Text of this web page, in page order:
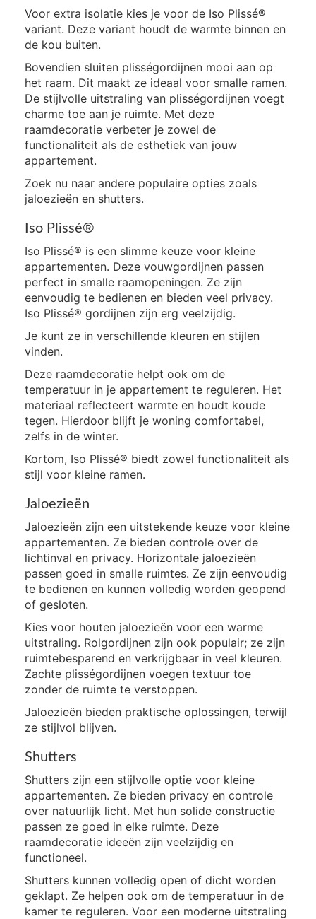
Voor extra isolatie kies je voor de Iso Plissé®
variant. Deze variant houdt de warmte binnen en
de kou buiten.
Bovendien sluiten plisségordijnen mooi aan op
het raam. Dit maakt ze ideaal voor smalle ramen.
De stijlvolle uitstraling van plisségordijnen voegt
charme toe aan je ruimte. Met deze
raamdecoratie verbeter je zowel de
functionaliteit als de esthetiek van jouw
appartement.
Zoek nu naar andere populaire opties zoals
jaloezieën en shutters.
Iso Plissé®
Iso Plissé® is een slimme keuze voor kleine
appartementen. Deze vouwgordijnen passen
perfect in smalle raamopeningen. Ze zijn
eenvoudig te bedienen en bieden veel privacy.
Iso Plissé® gordijnen zijn erg veelzijdig.
Je kunt ze in verschillende kleuren en stijlen
vinden.
Deze raamdecoratie helpt ook om de
temperatuur in je appartement te reguleren. Het
materiaal reflecteert warmte en houdt koude
tegen. Hierdoor blijft je woning comfortabel,
zelfs in de winter.
Kortom, Iso Plissé® biedt zowel functionaliteit als
stijl voor kleine ramen.
Jaloezieën
Jaloezieën zijn een uitstekende keuze voor kleine
appartementen. Ze bieden controle over de
lichtinval en privacy. Horizontale jaloezieën
passen goed in smalle ruimtes. Ze zijn eenvoudig
te bedienen en kunnen volledig worden geopend
of gesloten.
Kies voor houten jaloezieën voor een warme
uitstraling. Rolgordijnen zijn ook populair; ze zijn
ruimtebesparend en verkrijgbaar in veel kleuren.
Zachte plisségordijnen voegen textuur toe
zonder de ruimte te verstoppen.
Jaloezieën bieden praktische oplossingen, terwijl
ze stijlvol blijven.
Shutters
Shutters zijn een stijlvolle optie voor kleine
appartementen. Ze bieden privacy en controle
over natuurlijk licht. Met hun solide constructie
passen ze goed in elke ruimte. Deze
raamdecoratie ideeën zijn veelzijdig en
functioneel.
Shutters kunnen volledig open of dicht worden
geklapt. Ze helpen ook om de temperatuur in de
kamer te reguleren. Voor een moderne uitstraling